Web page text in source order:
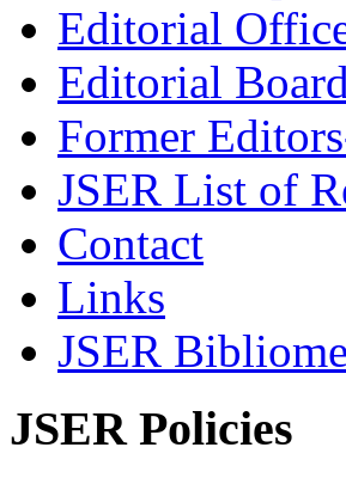
Editorial
Editorial Board
Former
JSER List of
Contact
Links
JSER
JSER Policies